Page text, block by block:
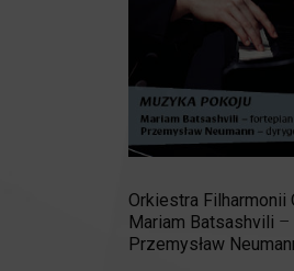
Orkiestra Filharmonii
Mariam Batsashvili –
Przemysław